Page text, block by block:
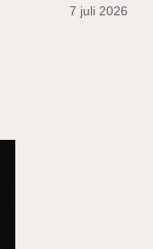
7 juli 2026